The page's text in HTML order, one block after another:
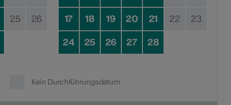
25 26 17 18 19 20 21 22 23
24 25 26 27 28
Kein Durchführungsdatum